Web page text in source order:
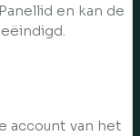
en kan de
account van het